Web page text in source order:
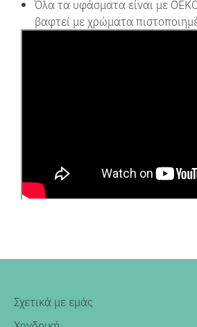
Όλα τα υφάσματα είναι με
βαφτεί με χρώματα
Σχετικά με εμάς